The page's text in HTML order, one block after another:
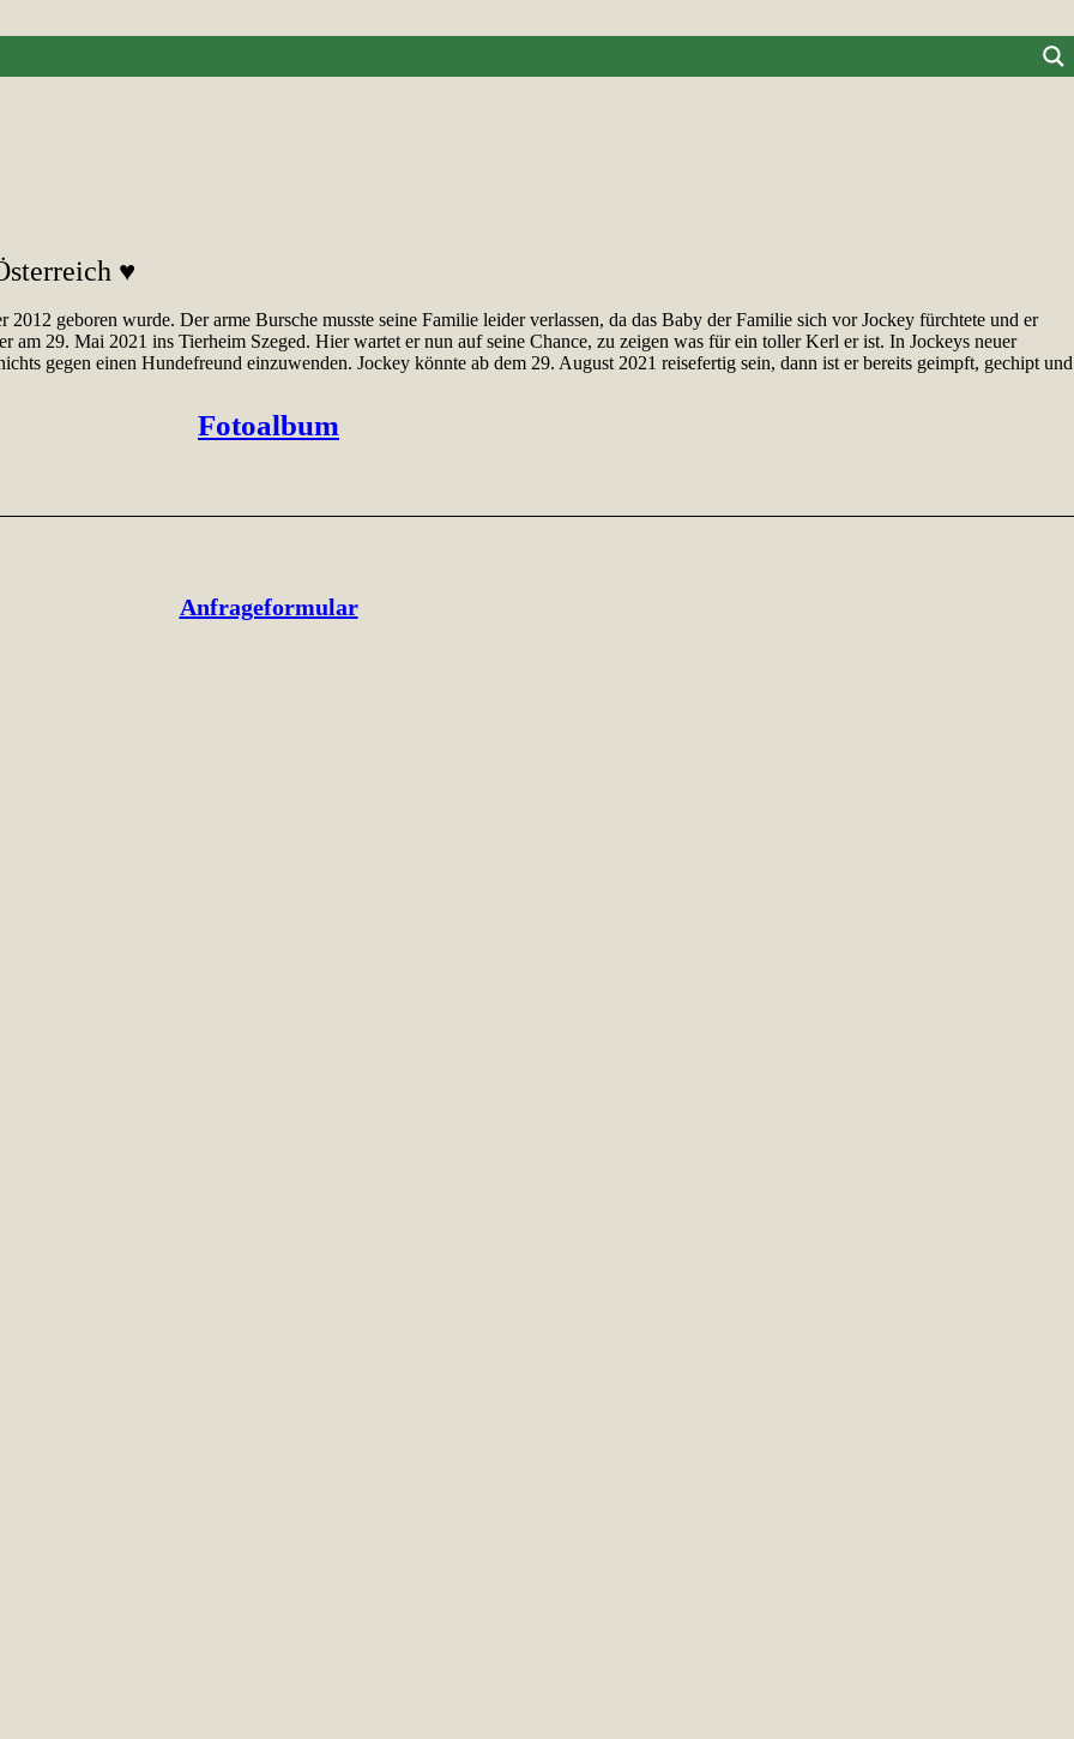
♥
geboren wurde. Der arme Bursche musste seine Familie leider verlassen, da das Baby der Familie sich vor Jockey fürchtete und er
am 29. Mai 2021 ins Tierheim Szeged. Hier wartet er nun auf seine Chance, zu zeigen was für ein toller Kerl er ist. In Jockeys neuer
gegen einen Hundefreund einzuwenden. Jockey könnte ab dem 29. August 2021 reisefertig sein, dann ist er bereits geimpft, gechipt und
Fotoalbum
Anfrageformular